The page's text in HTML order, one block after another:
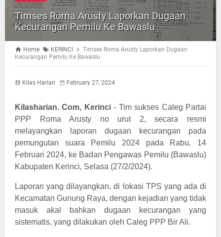
Timses Roma Arusty Laporkan Dugaan
Kecurangan Pemilu Ke Bawaslu
Home KERINCI
Timses Roma Arusty Laporkan Dugaan
Kecurangan Pemilu Ke Bawaslu
Kilas Harian February 27, 2024
Kilasharian. Com, Kerinci- Tim sukses Caleg Partai
PPP Roma Arusty no urut 2, secara resmi
melayangkan laporan dugaan kecurangan pada
pemungutan suara Pemilu 2024 pada Rabu, 14
Februari 2024, ke Badan Pengawas Pemilu (Bawaslu)
Kabupaten Kerinci, Selasa (27/2/2024).
Laporan yang dilayangkan, di lokasi TPS yang ada di
Kecamatan Gunung Raya, dengan kejadian yang tidak
masuk akal bahkan dugaan kecurangan yang
sistematis, yang dilakukan oleh Caleg PPP Bir Ali.